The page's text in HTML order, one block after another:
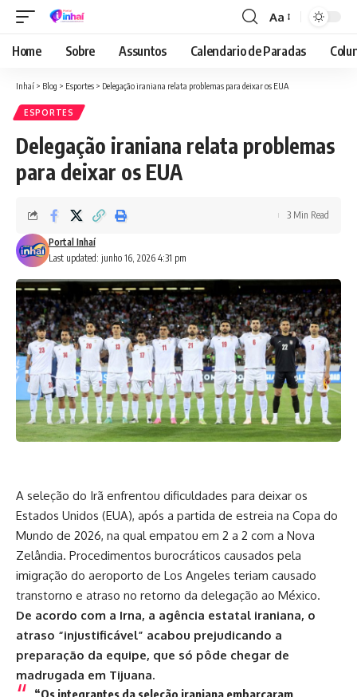
Font
Resizer
Aa
Home Sobre Assuntos Calendario de Paradas
Inhaí > Blog > Esportes > Delegação iraniana relata problemas para deixar os EUA
ESPORTES
Delegação iraniana relata problemas
para deixar os EUA
Last updated: junho 16, 2026 4:31 pm
Portal Inhaí
3 Min Read
A seleção do Irã enfrentou dificuldades para deixar os
Estados Unidos (EUA), após a partida de estreia na Copa do
Mundo de 2026, na qual empatou em 2 a 2 com a Nova
Zelândia. Procedimentos burocráticos causados pela
imigração do aeroporto de Los Angeles teriam causado
transtorno e atraso no retorno da delegação ao México.
De acordo com a Irna, a agência estatal iraniana, o
atraso “injustificável” acabou prejudicando a
preparação da equipe, que só pôde chegar de
madrugada em Tijuana.
“Os integrantes da seleção iraniana embarcaram